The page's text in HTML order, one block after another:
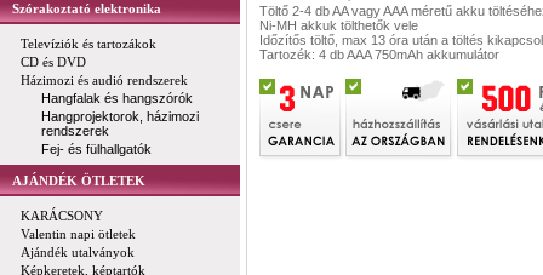
Szórakoztató elektronika
Televíziók és tartozákok
CD és DVD
Házimozi és audió rendszerek
Hangfalak és hangszórók
Hangprojektorok, házimozi
rendszerek
Fej- és fülhallgatók
AJÁNDÉK ÖTLETEK
KARÁCSONY
Valentin napi ötletek
Ajándék utalványok
Képkeretek, képtartók
Töltő 2-4 db AA vagy AAA méretű akku
Ni-MH akkuk tölthetők vele
Időzítős töltő, max 13 óra után a töltés kikapcsol
Tartozék: 4 db AAA 750mAh akkumulátor